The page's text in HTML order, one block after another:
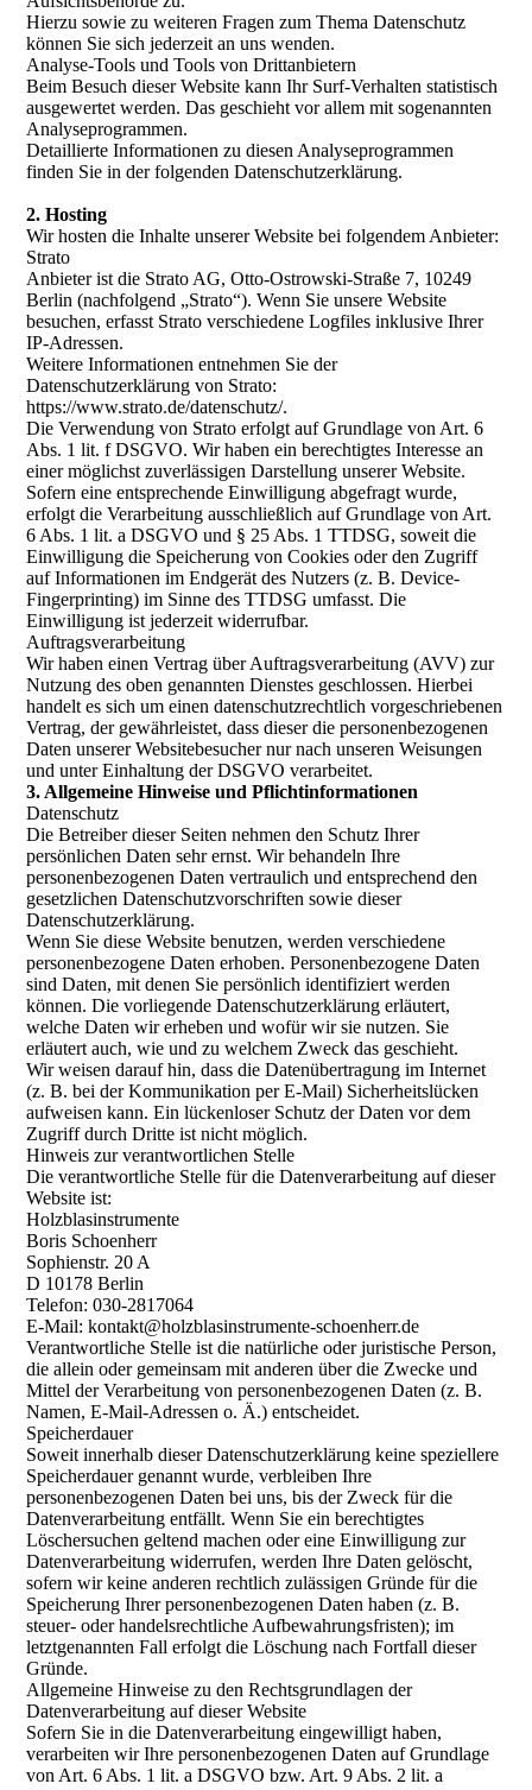
Hierzu sowie zu weiteren Fragen zum Thema Datenschutz
können Sie sich jederzeit an uns wenden.
Analyse-Tools und Tools von Dritt­anbietern
Beim Besuch dieser Website kann Ihr Surf-Verhalten statistisch
ausgewertet werden. Das geschieht vor allem mit sogenannten
Analyseprogrammen.
Detaillierte Informationen zu diesen Analyseprogrammen
finden Sie in der folgenden Datenschutzerklärung.
2. Hosting
Wir hosten die Inhalte unserer Website bei folgendem Anbieter:
Strato
Anbieter ist die Strato AG, Otto-Ostrowski-Straße 7, 10249
Berlin (nachfolgend „Strato“). Wenn Sie unsere Website
besuchen, erfasst Strato verschiedene Logfiles inklusive Ihrer
IP-Adressen.
Weitere Informationen entnehmen Sie der
Datenschutzerklärung von Strato:
https://www.strato.de/datenschutz/.
Die Verwendung von Strato erfolgt auf Grundlage von Art. 6
Abs. 1 lit. f DSGVO. Wir haben ein berechtigtes Interesse an
einer möglichst zuverlässigen Darstellung unserer Website.
Sofern eine entsprechende Einwilligung abgefragt wurde,
erfolgt die Verarbeitung ausschließlich auf Grundlage von Art.
6 Abs. 1 lit. a DSGVO und § 25 Abs. 1 TTDSG, soweit die
Einwilligung die Speicherung von Cookies oder den Zugriff
auf Informationen im Endgerät des Nutzers (z. B. Device-
Fingerprinting) im Sinne des TTDSG umfasst. Die
Einwilligung ist jederzeit widerrufbar.
Auftragsverarbeitung
Wir haben einen Vertrag über Auftragsverarbeitung (AVV) zur
Nutzung des oben genannten Dienstes geschlossen. Hierbei
handelt es sich um einen datenschutzrechtlich vorgeschriebenen
Vertrag, der gewährleistet, dass dieser die personenbezogenen
Daten unserer Websitebesucher nur nach unseren Weisungen
und unter Einhaltung der DSGVO verarbeitet.
3. Allgemeine Hinweise und Pflicht­informationen
Datenschutz
Die Betreiber dieser Seiten nehmen den Schutz Ihrer
persönlichen Daten sehr ernst. Wir behandeln Ihre
personenbezogenen Daten vertraulich und entsprechend den
gesetzlichen Datenschutzvorschriften sowie dieser
Datenschutzerklärung.
Wenn Sie diese Website benutzen, werden verschiedene
personenbezogene Daten erhoben. Personenbezogene Daten
sind Daten, mit denen Sie persönlich identifiziert werden
können. Die vorliegende Datenschutzerklärung erläutert,
welche Daten wir erheben und wofür wir sie nutzen. Sie
erläutert auch, wie und zu welchem Zweck das geschieht.
Wir weisen darauf hin, dass die Datenübertragung im Internet
(z. B. bei der Kommunikation per E-Mail) Sicherheitslücken
aufweisen kann. Ein lückenloser Schutz der Daten vor dem
Zugriff durch Dritte ist nicht möglich.
Hinweis zur verantwortlichen Stelle
Die verantwortliche Stelle für die Datenverarbeitung auf dieser
Website ist:
Holzblasinstrumente
Boris Schoenherr
Sophienstr. 20 A
D 10178 Berlin
Telefon: 030-2817064
E-Mail: kontakt@holzblasinstrumente-schoenherr.de
Verantwortliche Stelle ist die natürliche oder juristische Person,
die allein oder gemeinsam mit anderen über die Zwecke und
Mittel der Verarbeitung von personenbezogenen Daten (z. B.
Namen, E-Mail-Adressen o. Ä.) entscheidet.
Speicherdauer
Soweit innerhalb dieser Datenschutzerklärung keine speziellere
Speicherdauer genannt wurde, verbleiben Ihre
personenbezogenen Daten bei uns, bis der Zweck für die
Datenverarbeitung entfällt. Wenn Sie ein berechtigtes
Löschersuchen geltend machen oder eine Einwilligung zur
Datenverarbeitung widerrufen, werden Ihre Daten gelöscht,
sofern wir keine anderen rechtlich zulässigen Gründe für die
Speicherung Ihrer personenbezogenen Daten haben (z. B.
steuer- oder handelsrechtliche Aufbewahrungsfristen); im
letztgenannten Fall erfolgt die Löschung nach Fortfall dieser
Gründe.
Allgemeine Hinweise zu den Rechtsgrundlagen der
Datenverarbeitung auf dieser Website
Sofern Sie in die Datenverarbeitung eingewilligt haben,
verarbeiten wir Ihre personenbezogenen Daten auf Grundlage
von Art. 6 Abs. 1 lit. a DSGVO bzw. Art. 9 Abs. 2 lit. a